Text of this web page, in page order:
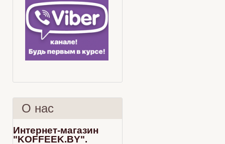
О нас
Интернет-магазин
"KOFFEEK.BY".